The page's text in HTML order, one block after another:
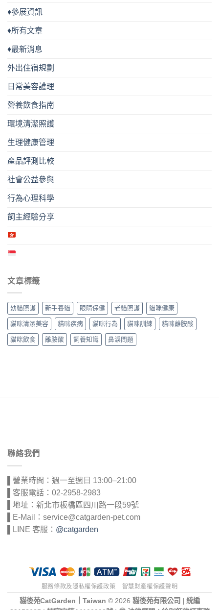
面
選
擇
選
♦參展資訊
♦所有文章
♦最新消息
外出住宿規劃
日常美容護理
營養飲食指南
環境清潔照護
生理健康管理
產品評測比較
社會公益參與
行為心理科學
飼主經驗分享
文章標籤
幼貓照護 新手養貓 眼睛保健 老貓照護 貓咪健康
貓咪清潔美容 貓咪疾病 貓咪行為 貓咪訓練 貓咪離胺酸
貓咪飲食 離胺酸 飼養知識 鼻淚問題
聯絡我們
▌營業時間：週一至週日 13:00–21:00
▌客服電話：02-2958-2983
▌地址：新北市板橋區四川路一段59號
▌E-Mail：service@catgarden-pet.com
▌LINE 客服： @catgarden
服務條款及隱私權保護政策 智慧財產權保護聲明
貓後苑CatGarden｜Taiwan © 2026 貓後苑有限公司 | 統編